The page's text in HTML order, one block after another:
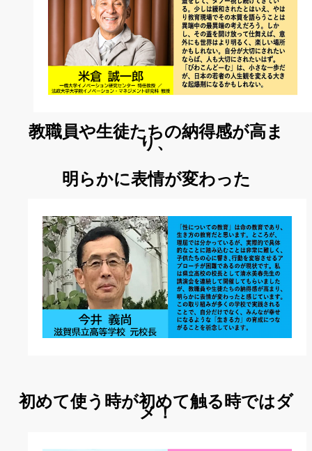
教職員や生徒たちの納得感が高ま
り、
明らかに表情が変わった
初めて使う時が初めて触る時ではダ
メ！